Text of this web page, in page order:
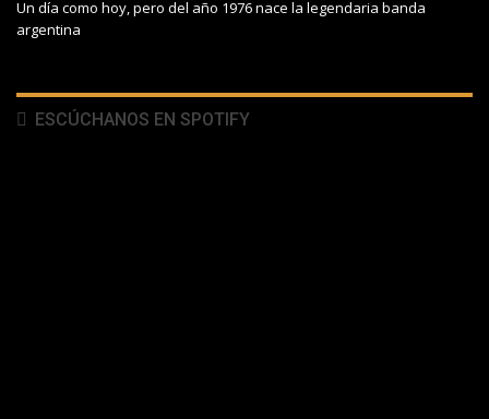
Un día como hoy, pero del año 1976 nace la legendaria banda
argentina
ESCÚCHANOS EN SPOTIFY